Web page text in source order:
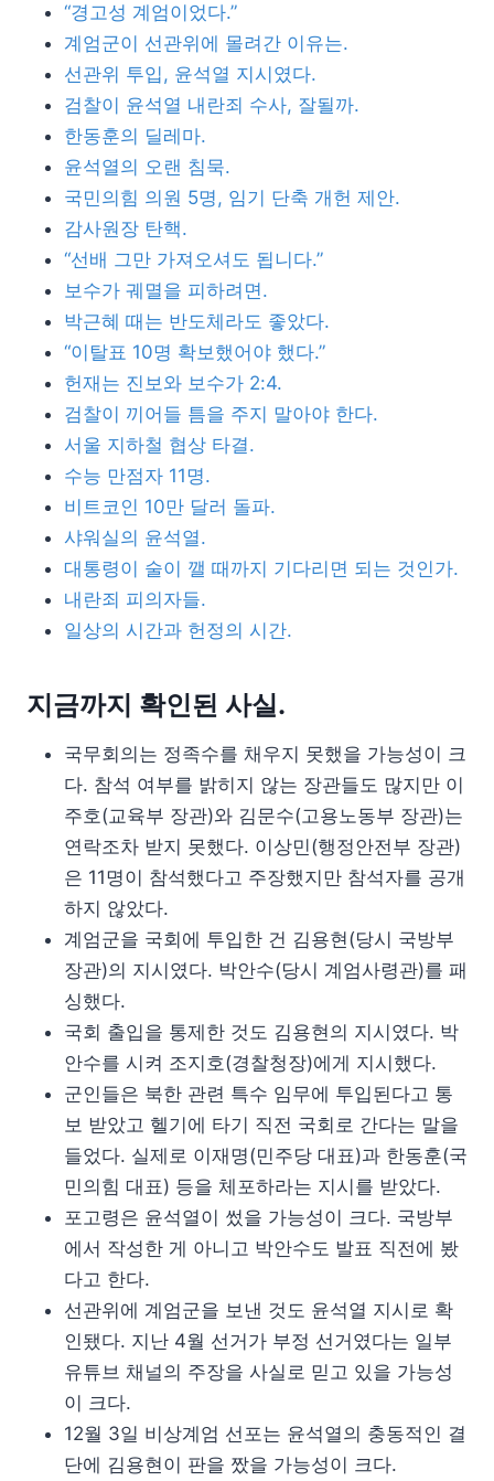
“경고성 계엄이었다.”
계엄군이 선관위에 몰려간 이유는.
선관위 투입, 윤석열 지시였다.
검찰이 윤석열 내란죄 수사, 잘될까.
한동훈의 딜레마.
윤석열의 오랜 침묵.
국민의힘 의원 5명, 임기 단축 개헌 제안.
감사원장 탄핵.
“선배 그만 가져오셔도 됩니다.”
보수가 궤멸을 피하려면.
박근혜 때는 반도체라도 좋았다.
“이탈표 10명 확보했어야 했다.”
헌재는 진보와 보수가 2:4.
검찰이 끼어들 틈을 주지 말아야 한다.
서울 지하철 협상 타결.
수능 만점자 11명.
비트코인 10만 달러 돌파.
샤워실의 윤석열.
대통령이 술이 깰 때까지 기다리면 되는 것인가.
내란죄 피의자들.
일상의 시간과 헌정의 시간.
지금까지 확인된 사실.
국무회의는 정족수를 채우지 못했을 가능성이 크
다. 참석 여부를 밝히지 않는 장관들도 많지만 이
주호(교육부 장관)와 김문수(고용노동부 장관)는
연락조차 받지 못했다. 이상민(행정안전부 장관)
은 11명이 참석했다고 주장했지만 참석자를 공개
하지 않았다.
계엄군을 국회에 투입한 건 김용현(당시 국방부
장관)의 지시였다. 박안수(당시 계엄사령관)를 패
싱했다.
국회 출입을 통제한 것도 김용현의 지시였다. 박
안수를 시켜 조지호(경찰청장)에게 지시했다.
군인들은 북한 관련 특수 임무에 투입된다고 통
보 받았고 헬기에 타기 직전 국회로 간다는 말을
들었다. 실제로 이재명(민주당 대표)과 한동훈(국
민의힘 대표) 등을 체포하라는 지시를 받았다.
포고령은 윤석열이 썼을 가능성이 크다. 국방부
에서 작성한 게 아니고 박안수도 발표 직전에 봤
다고 한다.
선관위에 계엄군을 보낸 것도 윤석열 지시로 확
인됐다. 지난 4월 선거가 부정 선거였다는 일부
유튜브 채널의 주장을 사실로 믿고 있을 가능성
이 크다.
12월 3일 비상계엄 선포는 윤석열의 충동적인 결
단에 김용현이 판을 짰을 가능성이 크다.